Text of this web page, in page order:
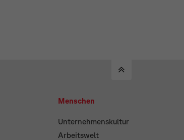
Menschen
Unternehmenskultur
Arbeitswelt